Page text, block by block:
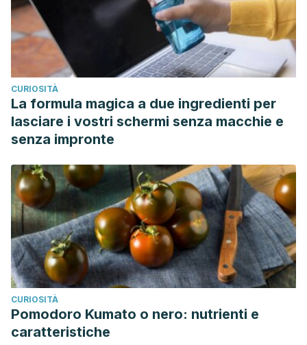
CURIOSITÀ
La formula magica a due ingredienti per
lasciare i vostri schermi senza macchie e
senza impronte
CURIOSITÀ
Pomodoro Kumato o nero: nutrienti e
caratteristiche